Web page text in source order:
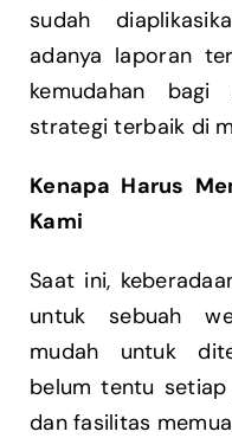
sudah
adanya laporan
kemudahan
strategi terbaik di
Kenapa Harus
Kami
Saat ini,
untuk sebuah
mudah untuk
belum tentu setiap
dan fasilitas